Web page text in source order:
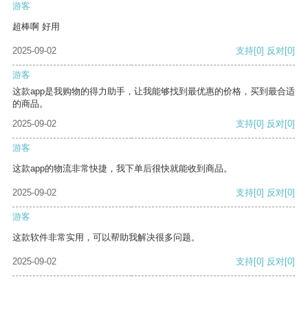
游客
超棒啊 好用
2025-09-02 支持[0] 反对[0]
游客
这款app是我购物的得力助手，让我能够找到最优惠的价格，买到最合适
的商品。
2025-09-02
支持[0] 反对[0]
游客
这款app的物流非常快捷，我下单后很快就能收到商品。
2025-09-02 支持[0] 反对[0]
游客
这款软件非常实用，可以帮助我解决很多问题。
2025-09-02 支持[0] 反对[0]